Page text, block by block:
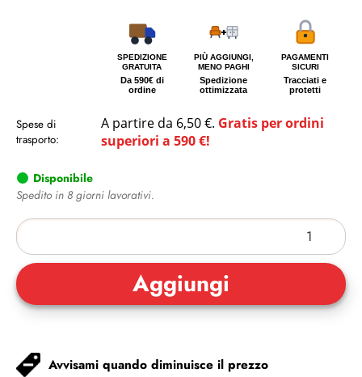
SPEDIZIONE
GRATUITA
Da 590€ di
ordine
PIÙ AGGIUNGI,
MENO PAGHI
Spedizione
ottimizzata
PAGAMENTI
SICURI
Tracciati e
protetti
Spese di
trasporto:
A partire da 6,50 €. Gratis per ordini
superiori a 590 €!
Disponibile
Spedito in 8 giorni lavorativi.
Avvisami quando diminuisce il prezzo